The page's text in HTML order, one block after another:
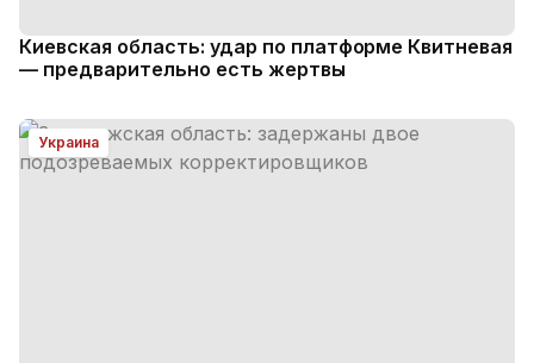
Киевская область: удар по платформе Квитневая
— предварительно есть жертвы
Украина